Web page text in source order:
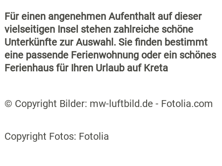
Für einen angenehmen Aufenthalt auf dieser
vielseitigen Insel stehen zahlreiche schöne
Unterkünfte zur Auswahl. Sie finden bestimmt
eine passende Ferienwohnung oder ein schönes
Ferienhaus für Ihren Urlaub auf Kreta
© Copyright Bilder: mw-luftbild.de - Fotolia.com
Copyright Fotos: Fotolia